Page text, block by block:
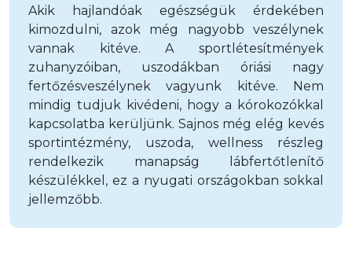
Akik hajlandóak egészségük érdekében
kimozdulni, azok még nagyobb veszélynek
vannak kitéve. A sportlétesítmények
zuhanyzóiban, uszodákban óriási nagy
fertőzésveszélynek vagyunk kitéve. Nem
mindig tudjuk kivédeni, hogy a kórokozókkal
kapcsolatba kerüljünk. Sajnos még elég kevés
sportintézmény, uszoda, wellness részleg
rendelkezik manapság lábfertőtlenítő
készülékkel, ez a nyugati országokban sokkal
jellemzőbb.